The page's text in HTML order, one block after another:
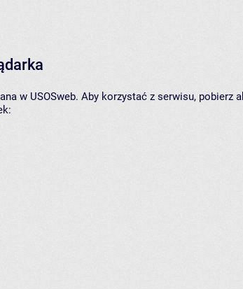
w USOSweb. Aby korzystać z serwisu, pobierz